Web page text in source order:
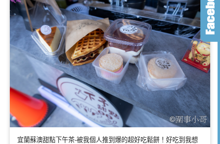
宜蘭蘇澳甜點下午茶-被我個人推到爆的超好吃鬆餅！好吃到我想